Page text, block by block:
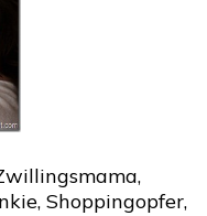
Shoppingopfer,